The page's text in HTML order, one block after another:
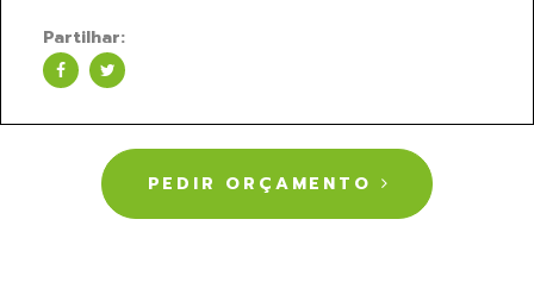
Partilhar:
PEDIR ORÇAMENTO